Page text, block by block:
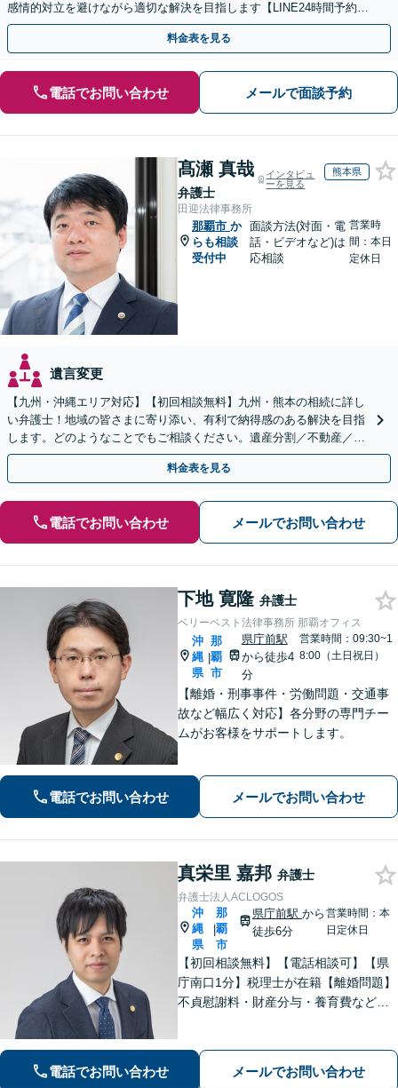
感情的対立を避けながら適切な解決を目指します【LINE24時間予約受
付可】【休日・夜間相談可】
料金表を見る
電話でお問い合わせ メールで面談予約
髙瀬 真哉
弁護士
インタビュ
ーを見る
熊本県
田迎法律事務所
那覇市 か
らも相談
受付中
面談方法(対面・電
話・ビデオなど)は
応相談
営業時
間：本日
定休日
遺言変更
【九州・沖縄エリア対応】【初回相談無料】九州・熊本の相続に詳し
い弁護士！地域の皆さまに寄り添い、有利で納得感のある解決を目指
します。どのようなことでもご相談ください。遺産分割／不動産／遺
言書／使い込み／寄与分／遺留分／相続放棄【完全個室】
料金表を見る
電話でお問い合わせ メールでお問い合わせ
下地 寛隆 弁護士
ベリーベスト法律事務所 那覇オフィス
沖
縄
県
|
那
覇
市
県庁前駅
から徒歩4
分
営業時間：09:30~1
8:00（土日祝日）
【離婚・刑事事件・労働問題・交通事
故など幅広く対応】各分野の専門チー
ムがお客様をサポートします。
電話でお問い合わせ メールでお問い合わせ
真栄里 嘉邦 弁護士
弁護士法人ACLOGOS
沖
縄
県
|
那
覇
市
県庁前駅 から
徒歩6分
営業時間：本
日定休日
【初回相談無料】【電話相談可】【県
庁南口1分】税理士が在籍【離婚問題】
不貞慰謝料・財産分与・養育費など。
額）・明け渡し請求・立退料増額など
に対応。交渉から訴訟までお任せくだ
電話でお問い合わせ メールでお問い合わせ